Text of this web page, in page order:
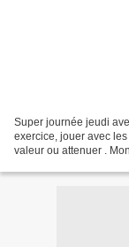
Super journée jeudi
exercice, jouer avec
valeur ou attenuer .